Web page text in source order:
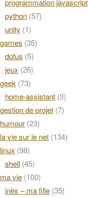
programmation javascript
python (57)
unity (1)
games (35)
dofus (5)
jeux (26)
geek (73)
home-assistant (3)
gestion de projet (7)
humour (23)
la vie sur le net (134)
linux (98)
shell (45)
ma vie (100)
inès – ma fille (35)